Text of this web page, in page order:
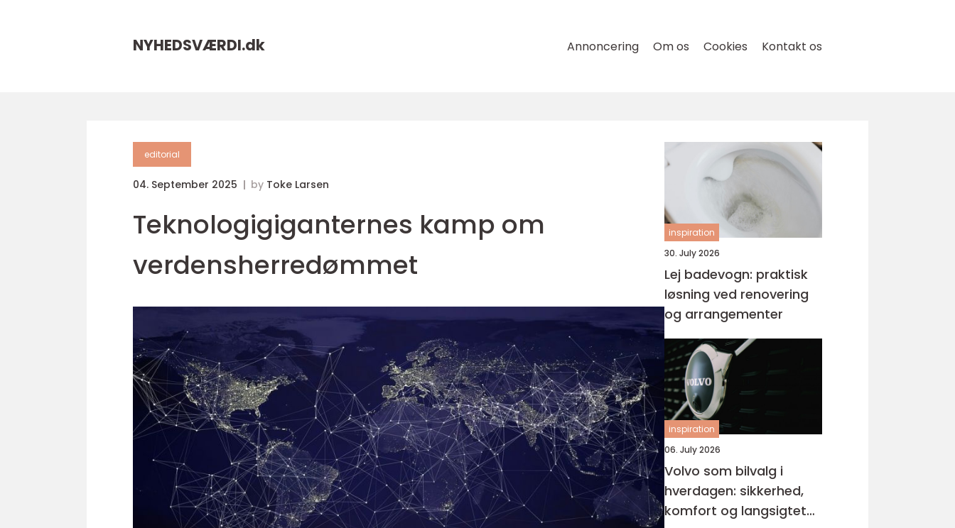
NYHEDSVÆRDI.dk Annoncering Om os Cookies Kontakt os
editorial
04. September 2025 by Toke Larsen
Teknologigiganternes kamp om
verdensherredømmet
inspiration
30. July 2026
Lej badevogn: praktisk
løsning ved renovering
og arrangementer
inspiration
06. July 2026
Volvo som bilvalg i
hverdagen: sikkerhed,
komfort og langsigtet